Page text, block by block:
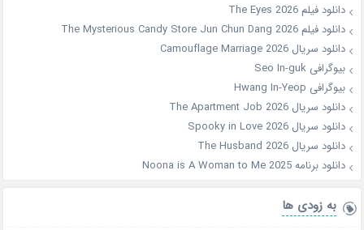
دانلود فیلم The Eyes 2026
دانلود فیلم The Mysterious Candy Store Jun Chun Dang 2026
دانلود سریال Camouflage Marriage 2026
بیوگرافی Seo In-guk
بیوگرافی Hwang In-Yeop
دانلود سریال The Apartment Job 2026
دانلود سریال Spooky in Love 2026
دانلود سریال The Husband 2026
دانلود برنامه Noona is A Woman to Me 2025
به زودی ها